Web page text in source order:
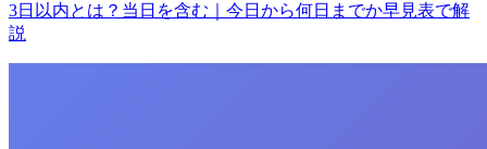
3日以内とは？当日を含む｜今日から何日までか早見表で解
説